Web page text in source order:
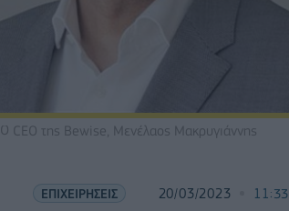
Ο CEO της Bewise, Μενέλαος Μακρυγιάννης
ΕΠΙΧΕΙΡΗΣΕΙΣ 20/03/2023 11:33